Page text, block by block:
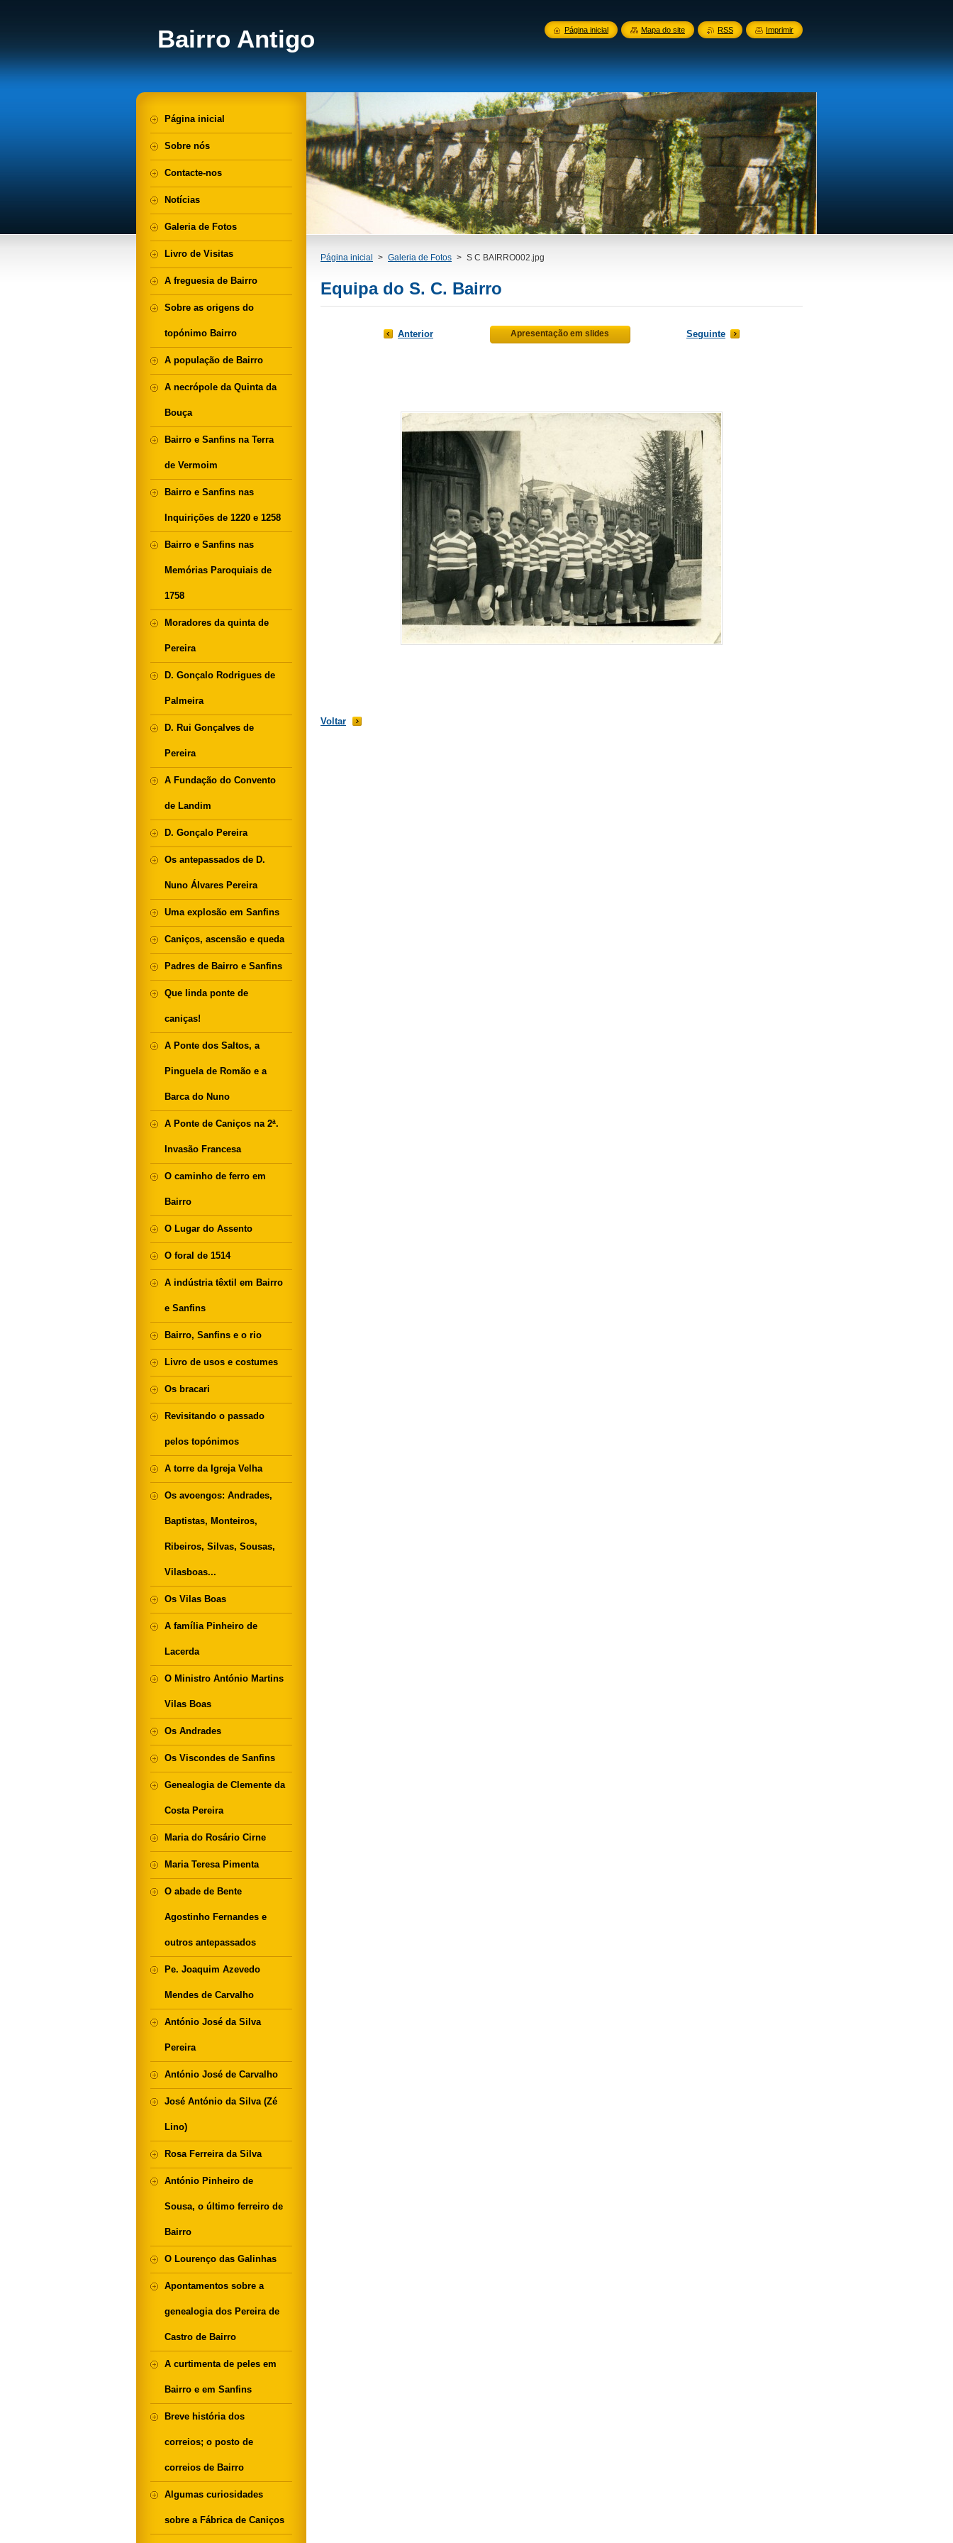
Bairro Antigo
Página inicial > Galeria de Fotos > S C BAIRRO002.jpg
Equipa do S. C. Bairro
Anterior Apresentação em slides Seguinte
Voltar
Página inicial
Sobre nós
Contacte-nos
Notícias
Galeria de Fotos
Livro de Visitas
A freguesia de Bairro
Sobre as origens do
topónimo Bairro
A população de Bairro
A necrópole da Quinta da
Bouça
Bairro e Sanfins na Terra
de Vermoim
Bairro e Sanfins nas
Inquirições de 1220 e 1258
Bairro e Sanfins nas
Memórias Paroquiais de
1758
Moradores da quinta de
Pereira
D. Gonçalo Rodrigues de
Palmeira
D. Rui Gonçalves de
Pereira
A Fundação do Convento
de Landim
D. Gonçalo Pereira
Os antepassados de D.
Nuno Álvares Pereira
Uma explosão em Sanfins
Caniços, ascensão e queda
Padres de Bairro e Sanfins
Que linda ponte de
caniças!
A Ponte dos Saltos, a
Pinguela de Romão e a
Barca do Nuno
A Ponte de Caniços na 2ª.
Invasão Francesa
O caminho de ferro em
Bairro
O Lugar do Assento
O foral de 1514
A indústria têxtil em Bairro
e Sanfins
Bairro, Sanfins e o rio
Livro de usos e costumes
Os bracari
Revisitando o passado
pelos topónimos
A torre da Igreja Velha
Os avoengos: Andrades,
Baptistas, Monteiros,
Ribeiros, Silvas, Sousas,
Vilasboas...
Os Vilas Boas
A família Pinheiro de
Lacerda
O Ministro António Martins
Vilas Boas
Os Andrades
Os Viscondes de Sanfins
Genealogia de Clemente da
Costa Pereira
Maria do Rosário Cirne
Maria Teresa Pimenta
O abade de Bente
Agostinho Fernandes e
outros antepassados
Pe. Joaquim Azevedo
Mendes de Carvalho
António José da Silva
Pereira
António José de Carvalho
José António da Silva (Zé
Lino)
Rosa Ferreira da Silva
António Pinheiro de
Sousa, o último ferreiro de
Bairro
O Lourenço das Galinhas
Apontamentos sobre a
genealogia dos Pereira de
Castro de Bairro
A curtimenta de peles em
Bairro e em Sanfins
Breve história dos
correios; o posto de
correios de Bairro
Algumas curiosidades
sobre a Fábrica de Caniços
Página inicial Mapa do site RSS Imprimir